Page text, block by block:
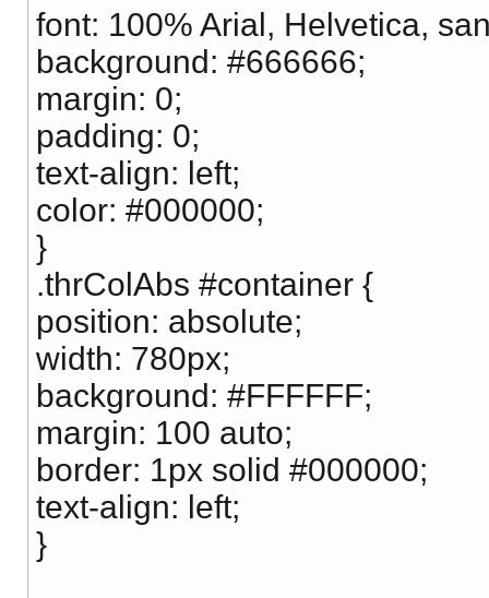
font: 100% Arial, Helvetica,
background: #666666;
margin: 0;
padding: 0;
text-align: left;
color: #000000;
}
.thrColAbs #container {
position: absolute;
width: 780px;
background: #FFFFFF;
margin: 100 auto;
border: 1px solid #000000;
text-align: left;
}